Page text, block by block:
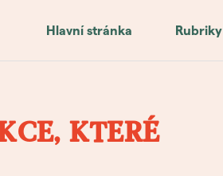
Hlavní stránka Rubriky
KTERÉ